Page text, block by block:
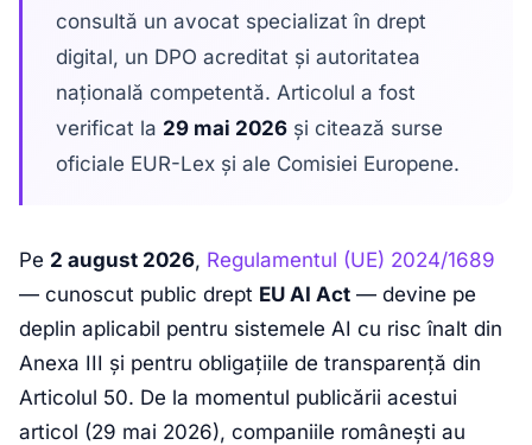
consultă un avocat specializat în drept
digital, un DPO acreditat și autoritatea
națională competentă. Articolul a fost
verificat la 29 mai 2026 și citează surse
oficiale EUR-Lex și ale Comisiei Europene.
Pe 2 august 2026, Regulamentul (UE) 2024/1689
— cunoscut public drept EU AI Act — devine pe
deplin aplicabil pentru sistemele AI cu risc înalt din
Anexa III și pentru obligațiile de transparență din
Articolul 50. De la momentul publicării acestui
articol (29 mai 2026), companiile românești au